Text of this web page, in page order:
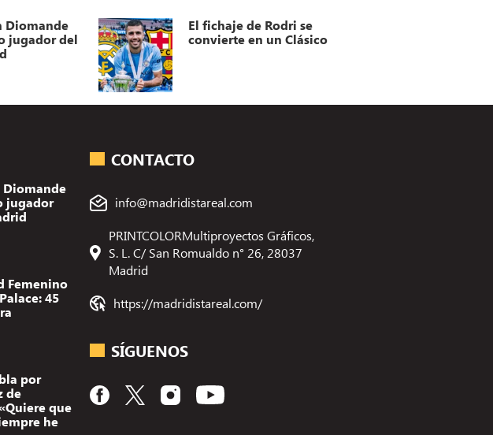
Diomande
jugador del
El fichaje de Rodri se
convierte en un Clásico
Diomande
jugador
Femenino
45
por
de
que
he
CONTACTO
info@madridistareal.com
PRINTCOLORMultiproyectos Gráficos,
S. L. C/ San Romualdo n° 26, 28037
Madrid
https://madridistareal.com/
SÍGUENOS